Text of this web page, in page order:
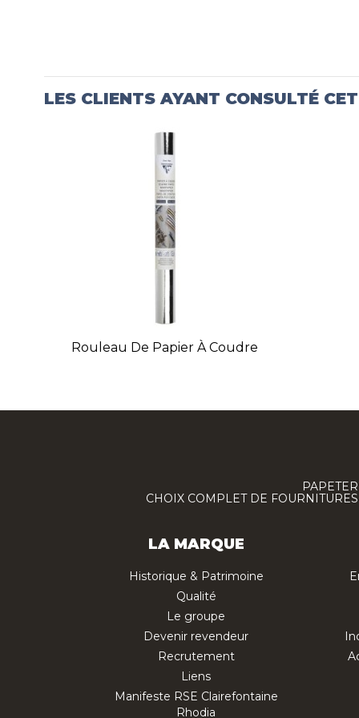
LES CLIENTS AYANT CONSULTÉ
Rouleau De Papier À Coudre
CHOIX COMPLET DE
LA MARQUE
Historique & Patrimoine
Qualité
Le groupe
Devenir revendeur
Recrutement
Liens
Manifeste RSE Clairefontaine
Rhodia